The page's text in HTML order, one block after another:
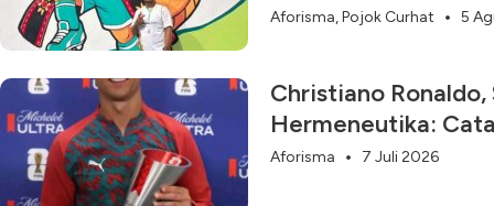
Aforisma,Pojok Curhat 5
Christiano Ronaldo,
Hermeneutika:
Aforisma 7 Juli 2026